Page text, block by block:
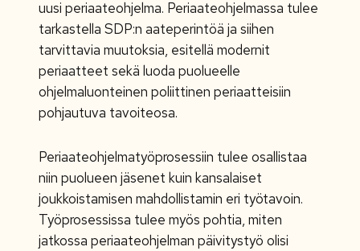
uusi periaateohjelma. Periaateohjelmassa tulee
tarkastella SDP:n aateperintöä ja siihen
tarvittavia muutoksia, esitellä modernit
periaatteet sekä luoda puolueelle
ohjelmaluonteinen poliittinen periaatteisiin
pohjautuva tavoiteosa.
Periaateohjelmatyöprosessiin tulee osallistaa
niin puolueen jäsenet kuin kansalaiset
joukkoistamisen mahdollistamin eri työtavoin.
Työprosessissa tulee myös pohtia, miten
jatkossa periaateohjelman päivitystyö olisi